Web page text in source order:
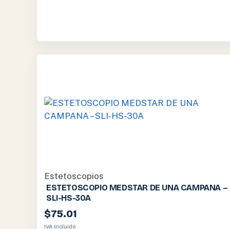
Estetoscopios
ESTETOSCOPIO MEDSTAR DE UNA CAMPANA –
SLI-HS-30A
$75.01
IVA Incluido